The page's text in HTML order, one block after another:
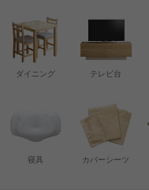
寝具 カバーシーツ
テレビ台
ダイニング